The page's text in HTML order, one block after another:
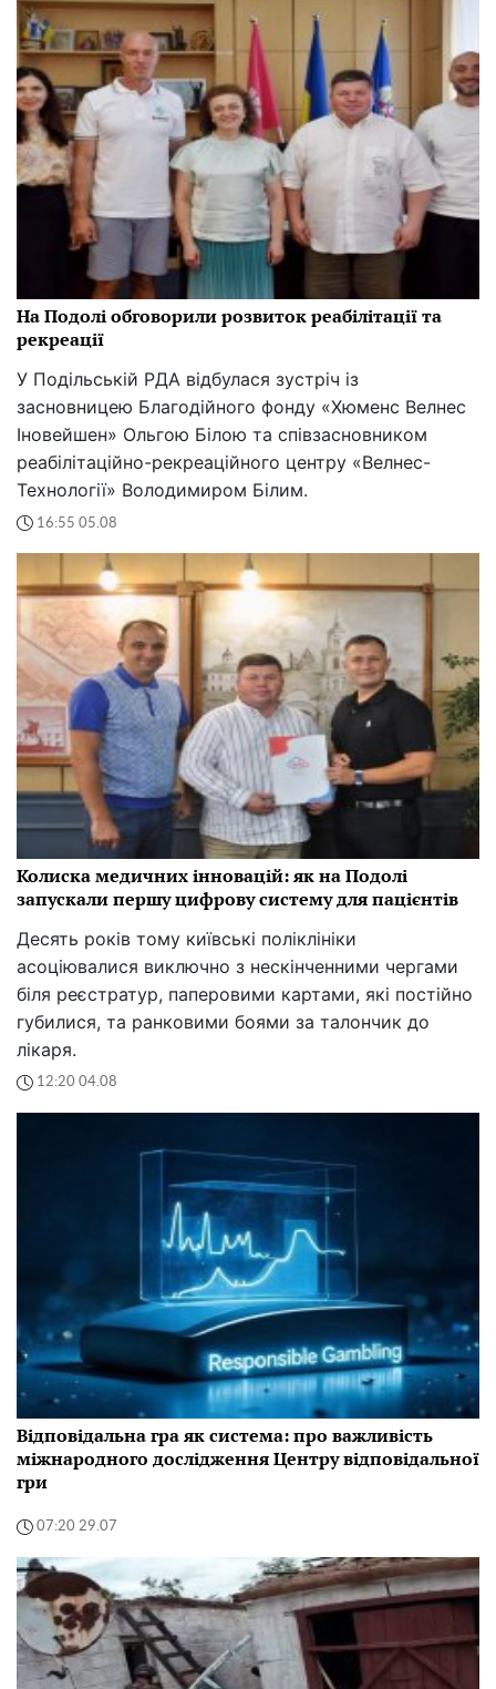
На Подолі обговорили розвиток реабілітації та
рекреації
У Подільській РДА відбулася зустріч із
засновницею Благодійного фонду «Хюменс Велнес
Іновейшен» Ольгою Білою та співзасновником
реабілітаційно-рекреаційного центру «Велнес-
Технології» Володимиром Білим.
16:55 05.08
Колиска медичних інновацій: як на Подолі
запускали першу цифрову систему для пацієнтів
Десять років тому київські поліклініки
асоціювалися виключно з нескінченними чергами
біля реєстратур, паперовими картами, які постійно
губилися, та ранковими боями за талончик до
лікаря.
12:20 04.08
Відповідальна гра як система: про важливість
міжнародного дослідження Центру відповідальної
гри
07:20 29.07